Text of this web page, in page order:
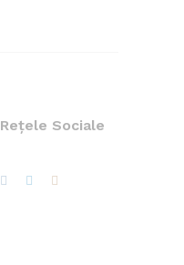
Rețele Sociale